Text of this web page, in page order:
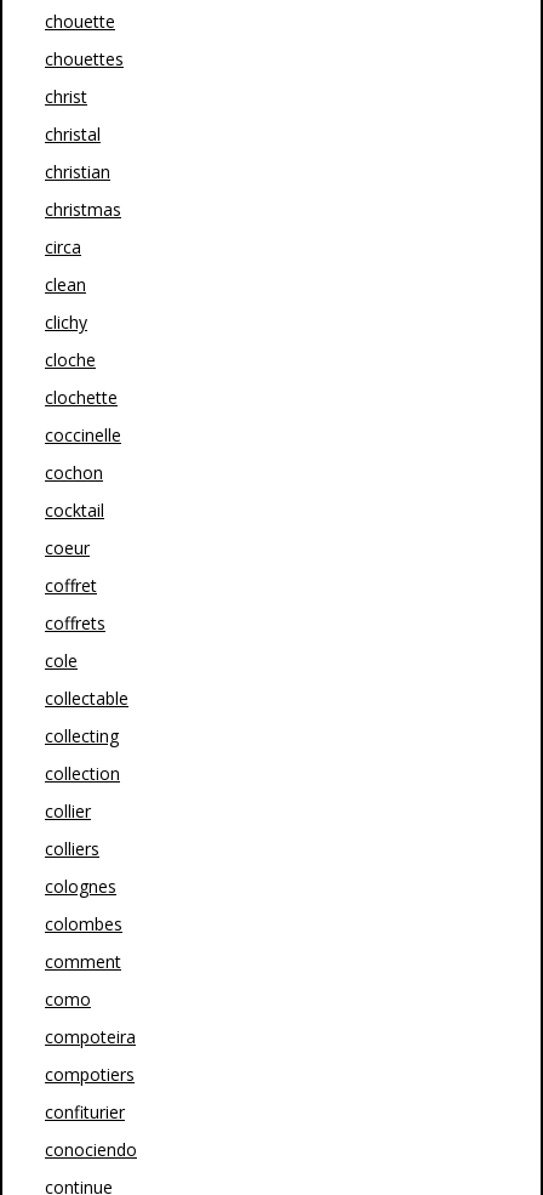
chouette
chouettes
christ
christal
christian
christmas
circa
clean
clichy
cloche
clochette
coccinelle
cochon
cocktail
coeur
coffret
coffrets
cole
collectable
collecting
collection
collier
colliers
colognes
colombes
comment
como
compoteira
compotiers
confiturier
conociendo
continue